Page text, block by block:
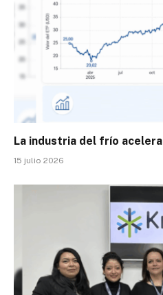
La industria del frío acelera
15 julio 2026